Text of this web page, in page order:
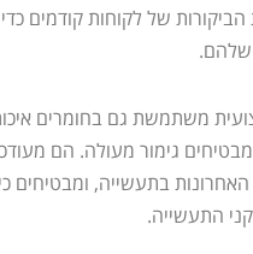
של לקוחות קודמים
משתמשת גם בחומרים
גימור מעולה. הם
האחרונות בתעשייה, ומבטיחים
התעשייה.